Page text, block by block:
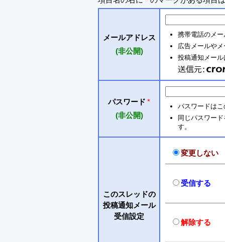
メールアドレス
(非公開)
携帯電話のメ
広告メールや
投稿通知メー
パスワード *
(非公開)
パスワードは
同じパスワー
す。
このスレッドの
投稿通知メール
受信設定
変更しない
受信する
解除する